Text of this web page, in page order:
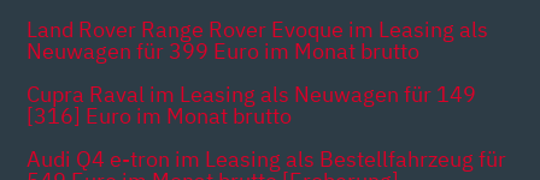
Land Rover Range Rover Evoque im Leasing als
Neuwagen für 399 Euro im Monat brutto
Cupra Raval im Leasing als Neuwagen für 149
[316] Euro im Monat brutto
Audi Q4 e-tron im Leasing als Bestellfahrzeug für